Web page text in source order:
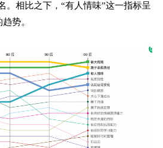
。相比之下，“有人情味”这一指标呈
势。